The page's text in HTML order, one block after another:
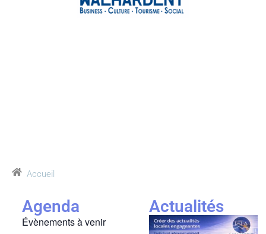
Accueil
Agenda
Évènements à venir
Actualités